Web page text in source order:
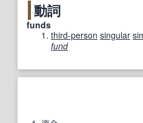
動詞
funds
third-person singular
fund